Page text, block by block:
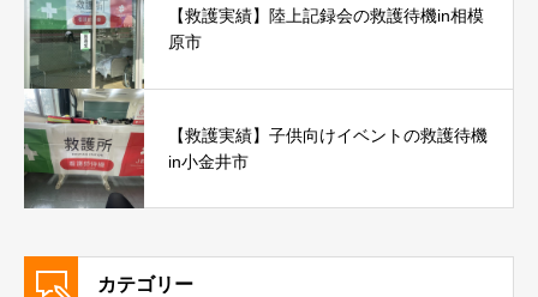
【救護実績】陸上記録会の救護待機in相模
原市
【救護実績】子供向けイベントの救護待機
in小金井市
カテゴリー